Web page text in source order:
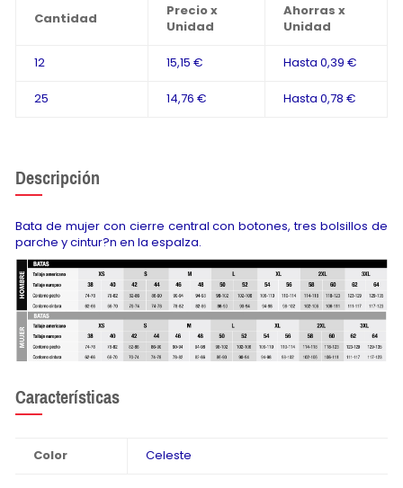
Cantidad
Precio x
Unidad
Ahorras x
Unidad
12 15,15 € Hasta 0,39 €
25 14,76 € Hasta 0,78 €
Descripción
Bata de mujer con cierre central con botones, tres bolsillos de
parche y cintur?n en la espalza.
Características
Color Celeste